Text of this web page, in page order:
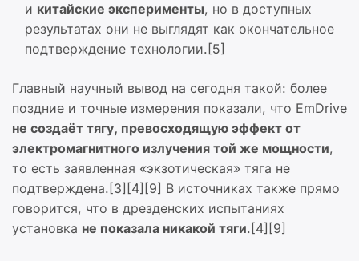
и китайские эксперименты, но в доступных
результатах они не выглядят как окончательное
подтверждение технологии.[5]
Главный научный вывод на сегодня такой: более
поздние и точные измерения показали, что EmDrive
не создаёт тягу, превосходящую эффект от
электромагнитного излучения той же мощности,
то есть заявленная «экзотическая» тяга не
подтверждена.[3][4][9] В источниках также прямо
говорится, что в дрезденских испытаниях
установка не показала никакой тяги.[4][9]